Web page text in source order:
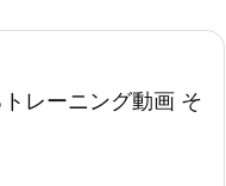
レーニング動画 そ